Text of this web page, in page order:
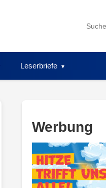
Search
Leserbriefe
Werbung